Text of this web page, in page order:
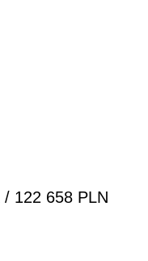
/ 122 658 PLN